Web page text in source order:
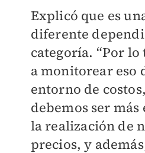
Explicó que es
diferente
categoría. “Por
a monitorear eso
entorno de
debemos ser
la realización de
precios, y